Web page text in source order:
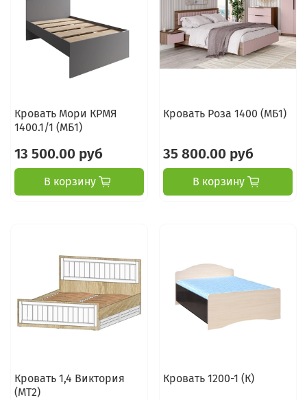
Кровать Мори КРМЯ
1400.1/1 (МБ1)
13 500.00 руб
В корзину
Кровать Роза 1400 (МБ1)
35 800.00 руб
В корзину
Кровать 1,4 Виктория
(МТ2)
Кровать 1200-1 (К)